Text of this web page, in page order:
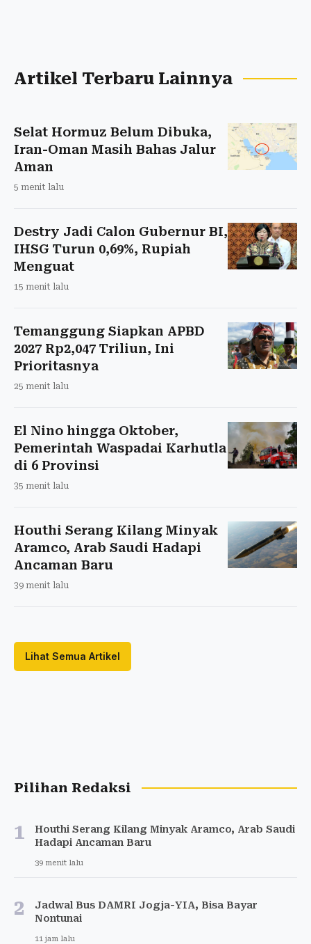
Artikel Terbaru Lainnya
Selat Hormuz Belum Dibuka,
Iran-Oman Masih Bahas Jalur
Aman
5 menit lalu
Destry Jadi Calon Gubernur BI,
IHSG Turun 0,69%, Rupiah
Menguat
15 menit lalu
Temanggung Siapkan APBD
2027 Rp2,047 Triliun, Ini
Prioritasnya
25 menit lalu
El Nino hingga Oktober,
Pemerintah Waspadai Karhutla
di 6 Provinsi
35 menit lalu
Houthi Serang Kilang Minyak
Aramco, Arab Saudi Hadapi
Ancaman Baru
39 menit lalu
Lihat Semua Artikel
Pilihan Redaksi
1
Houthi Serang Kilang Minyak Aramco, Arab Saudi
Hadapi Ancaman Baru
39 menit lalu
2
Jadwal Bus DAMRI Jogja-YIA, Bisa Bayar
Nontunai
11 jam lalu